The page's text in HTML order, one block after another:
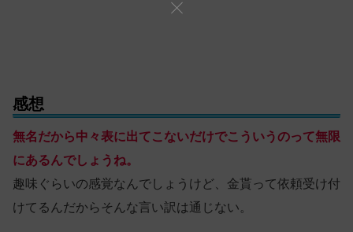
感想
無名だから中々表に出てこないだけでこういうのって無限
にあるんでしょうね。
趣味ぐらいの感覚なんでしょうけど、金貰って依頼受け付
けてるんだからそんな言い訳は通じない。